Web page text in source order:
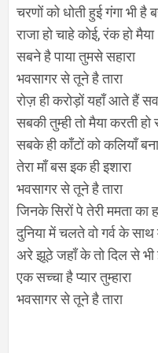
चरणों को धोती हुई गंगा भी है
राजा हो चाहे कोई, रंक हो मैया
सबने है पाया तुमसे सहारा
भवसागर से तूने है तारा
रोज़ ही करोड़ों यहाँ आते हैं
सबकी तुम्ही तो मैया करती हो
सबके ही काँटों को कलियाँ
तेरा माँ बस इक ही इशारा
भवसागर से तूने है तारा
जिनके सिरों पे तेरी ममता का
दुनिया में चलते वो गर्व के साथ
अरे झूठे जहाँ के तो दिल से
एक सच्चा है प्यार तुम्हारा
भवसागर से तूने है तारा